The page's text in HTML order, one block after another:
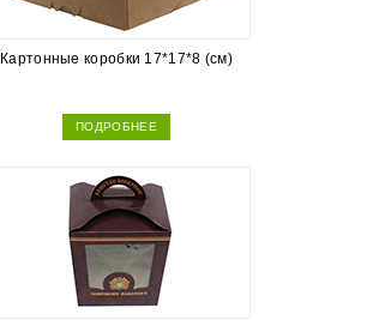
Картонные коробки 17*17*8 (см)
ПОДРОБНЕЕ